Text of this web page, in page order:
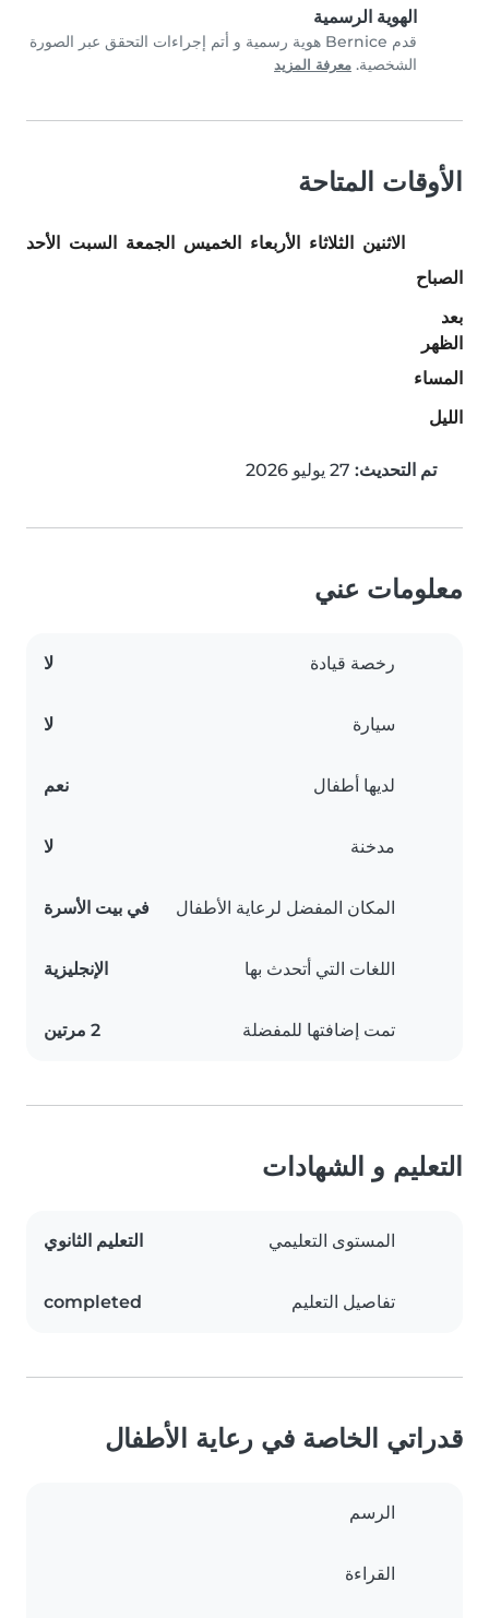
الهوية الرسمية
قدم Bernice هوية رسمية و أتم إجراءات التحقق عبر الصورة
الشخصية. معرفة المزيد
الأوقات المتاحة
الاثنين الثلاثاء الأربعاء الخميس الجمعة السبت
الأحد
الصباح
بعد
الظهر
المساء
الليل
تم التحديث:
معلومات عني
رخصة قيادة لا
سيارة لا
لديها أطفال نعم
مدخنة لا
المكان المفضل لرعاية الأطفال في بيت الأسرة
اللغات التي أتحدث بها الإنجليزية
تمت إضافتها للمفضلة 2 مرتين
التعليم و الشهادات
المستوى التعليمي التعليم الثانوي
تفاصيل التعليم completed
قدراتي الخاصة في رعاية الأطفال
الرسم
القراءة